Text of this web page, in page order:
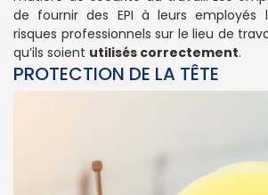
de fournir des EPI à leurs employés
risques professionnels sur le lieu de
qu’ils soient utilisés correctement.
PROTECTION DE LA TÊTE